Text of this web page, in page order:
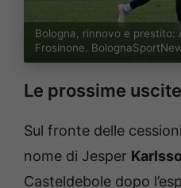
Bologna, rinnovo e prestito:
Frosinone.
Le prossime uscite
Sul fronte delle
nome di Jesper
Casteldebole dopo